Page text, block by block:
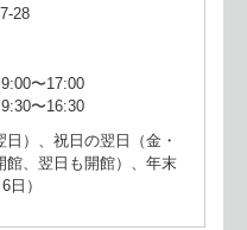
28
〜17:00
〜16:30
）、祝日の翌日（金・
館、翌日も開館）、年末
）